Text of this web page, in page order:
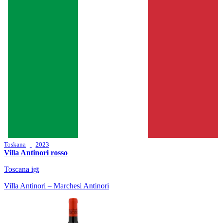
Toskana 2023
Villa Antinori rosso
Toscana igt
Villa Antinori – Marchesi Antinori